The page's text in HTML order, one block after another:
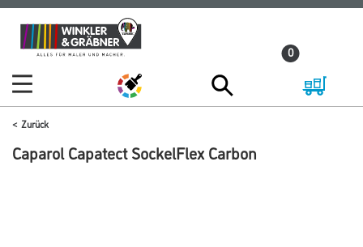
Zum
Inhalt
Zum
Navigationsmenü
0
Zurück
Caparol Capatect SockelFlex Carbon